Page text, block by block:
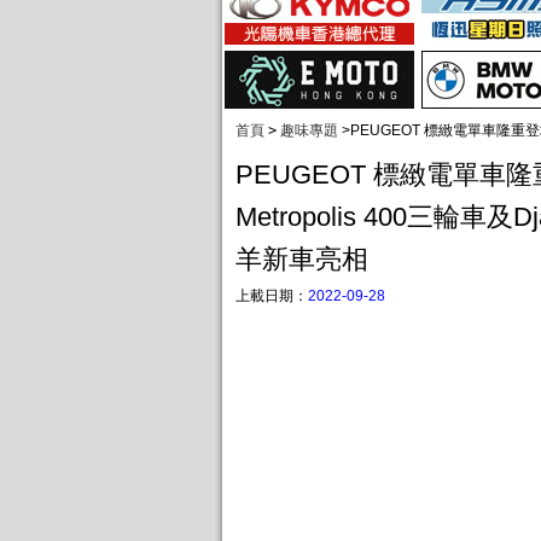
首頁 > 趣味專題 >PEUGEOT 標緻電單車隆重
PEUGEOT 標緻電單車隆
Metropolis 400三輪車及
羊新車亮相
上載日期： 2022-09-28